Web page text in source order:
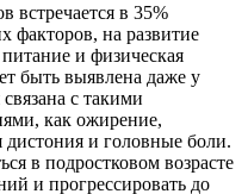
встречается в 35%
факторов, на развитие
и физическая
быть выявлена даже у
с такими
как ожирение,
дистония и головные боли.
в подростковом возрасте
и прогрессировать до